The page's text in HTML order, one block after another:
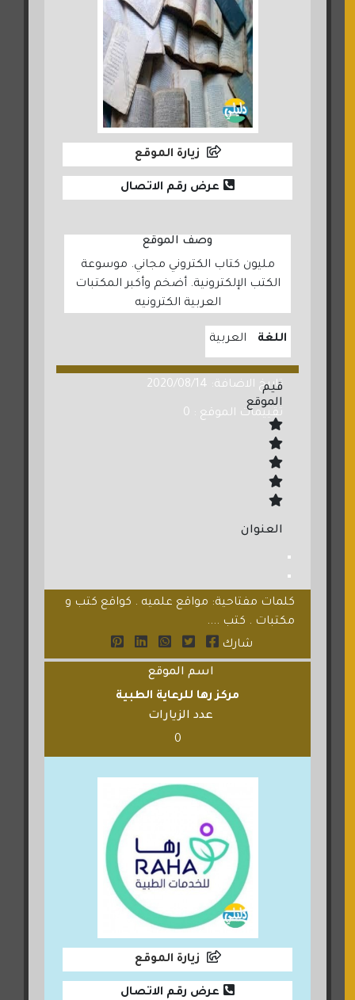
زيارة الموقع
عرض رقم الاتصال
وصف الموقع
مليون كتاب الكتروني مجاني. موسوعة
الكتب الإلكترونية. أضخم وأكبر المكتبات
العربية الكترونيه
اللغة العربية
تاريخ الاضافة: 2020/08/14
تقييمات الموقع : 0
قيم
الموقع
العنوان
كلمات مفتاحية: مواقع علميه . كواقع كتب و
مكتبات . كتب ....
شارك
اسم الموقع
مركز رها للرعاية الطبية
عدد الزيارات
0
زيارة الموقع
عرض رقم الاتصال